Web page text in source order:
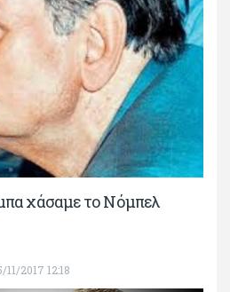
χάσαμε το Νόμπελ
11/2017 12:18